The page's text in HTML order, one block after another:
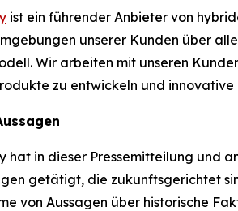
ist ein führender Anbieter von
unserer Kunden über
Wir arbeiten mit unseren
zu entwickeln und innovative
hat in dieser Pressemitteilung und
getätigt, die zukunftsgerichtet
von Aussagen über historische